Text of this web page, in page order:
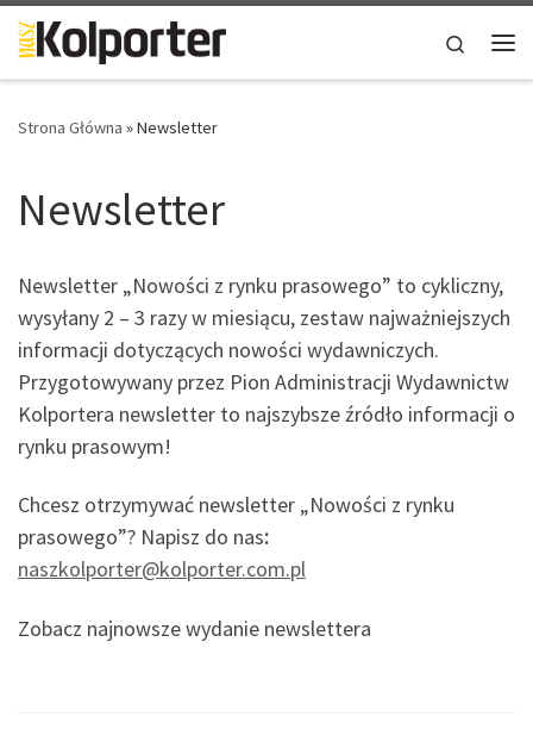
Skip to content
Search
Strona Główna »Newsletter
Newsletter
Newsletter „Nowości z rynku prasowego” to cykliczny,
wysyłany 2 – 3 razy w miesiącu, zestaw najważniejszych
informacji dotyczących nowości wydawniczych.
Przygotowywany przez Pion Administracji Wydawnictw
Kolportera newsletter to najszybsze źródło informacji o
rynku prasowym!
Chcesz otrzymywać newsletter „Nowości z rynku
prasowego”? Napisz do nas:
naszkolporter@kolporter.com.pl
Zobacz najnowsze wydanie newslettera